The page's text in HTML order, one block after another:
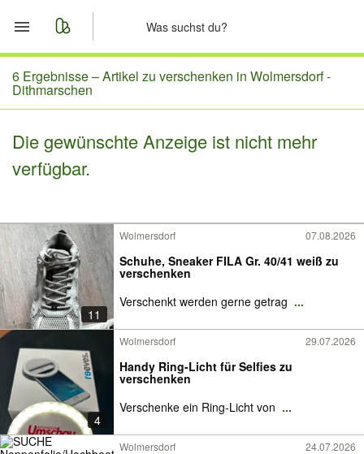
Start
Merkliste
Nachrichten
6 Ergebnisse –Artikel zu verschenken in Wolmersdorf -
Dithmarschen
Die gewünschte Anzeige ist nicht mehr
verfügbar.
11
Wolmersdorf 07.08.2026
Schuhe, Sneaker FILA Gr. 40/41 weiß zu
verschenken
Verschenkt werden gerne getrag ...
4
Wolmersdorf 29.07.2026
Handy Ring-Licht für Selfies zu
verschenken
Verschenke ein Ring-Licht von ...
Wolmersdorf 24.07.2026